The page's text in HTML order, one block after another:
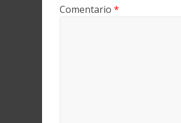
Comentario *